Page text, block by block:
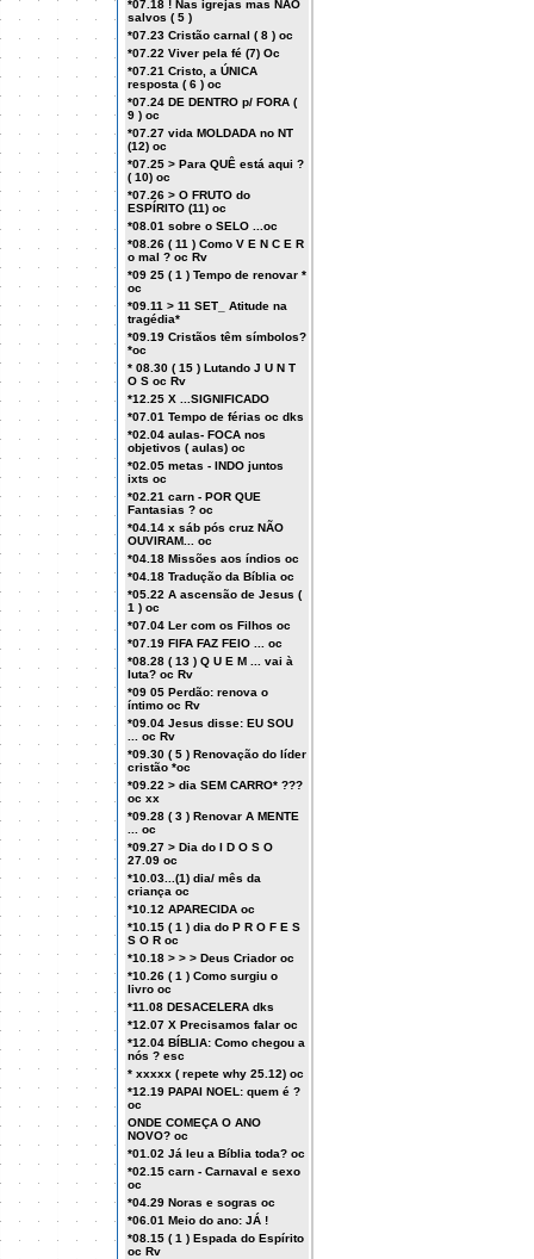
*07.18 ! Nas igrejas mas NÂO
salvos ( 5 )
*07.23 Cristão carnal ( 8 ) oc
*07.22 Viver pela fé (7) Oc
*07.21 Cristo, a ÚNICA
resposta ( 6 ) oc
*07.24 DE DENTRO p/ FORA (
9 ) oc
*07.27 vida MOLDADA no NT
(12) oc
*07.25 > Para QUÊ está aqui ?
( 10) oc
*07.26 > O FRUTO do
ESPÍRITO (11) oc
*08.01 sobre o SELO ...oc
*08.26 ( 11 ) Como V E N C E R
o mal ? oc Rv
*09 25 ( 1 ) Tempo de renovar *
oc
*09.11 > 11 SET_ Atitude na
tragédia*
*09.19 Cristãos têm símbolos?
*oc
* 08.30 ( 15 ) Lutando J U N T
O S oc Rv
*12.25 X ...SIGNIFICADO
*07.01 Tempo de férias oc dks
*02.04 aulas- FOCA nos
objetivos ( aulas) oc
*02.05 metas - INDO juntos
ixts oc
*02.21 carn - POR QUE
Fantasias ? oc
*04.14 x sáb pós cruz NÃO
OUVIRAM... oc
*04.18 Missões aos índios oc
*04.18 Tradução da Bíblia oc
*05.22 A ascensão de Jesus (
1 ) oc
*07.04 Ler com os Filhos oc
*07.19 FIFA FAZ FEIO ... oc
*08.28 ( 13 ) Q U E M ... vai à
luta? oc Rv
*09 05 Perdão: renova o
íntimo oc Rv
*09.04 Jesus disse: EU SOU
... oc Rv
*09.30 ( 5 ) Renovação do líder
cristão *oc
*09.22 > dia SEM CARRO* ???
oc xx
*09.28 ( 3 ) Renovar A MENTE
... oc
*09.27 > Dia do I D O S O
27.09 oc
*10.03...(1) dia/ mês da
criança oc
*10.12 APARECIDA oc
*10.15 ( 1 ) dia do P R O F E S
S O R oc
*10.18 > > > Deus Criador oc
*10.26 ( 1 ) Como surgiu o
livro oc
*11.08 DESACELERA dks
*12.07 X Precisamos falar oc
*12.04 BÍBLIA: Como chegou a
nós ? esc
* xxxxx ( repete why 25.12) oc
*12.19 PAPAI NOEL: quem é ?
oc
ONDE COMEÇA O ANO
NOVO? oc
*01.02 Já leu a Bíblia toda? oc
*02.15 carn - Carnaval e sexo
oc
*04.29 Noras e sogras oc
*06.01 Meio do ano: JÁ !
*08.15 ( 1 ) Espada do Espírito
oc Rv